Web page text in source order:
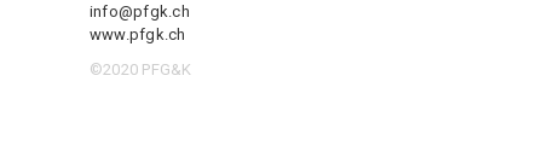
info@pfgk.ch
www.pfgk.ch
©2020 PFG&K